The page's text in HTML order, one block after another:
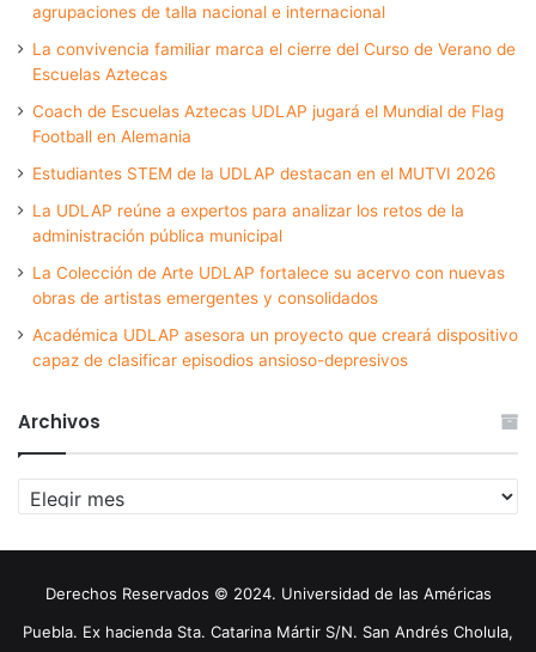
agrupaciones de talla nacional e internacional
La convivencia familiar marca el cierre del Curso de Verano de
Escuelas Aztecas
Coach de Escuelas Aztecas UDLAP jugará el Mundial de Flag
Football en Alemania
Estudiantes STEM de la UDLAP destacan en el MUTVI 2026
La UDLAP reúne a expertos para analizar los retos de la
administración pública municipal
La Colección de Arte UDLAP fortalece su acervo con nuevas
obras de artistas emergentes y consolidados
Académica UDLAP asesora un proyecto que creará dispositivo
capaz de clasificar episodios ansioso-depresivos
Archivos
Archivos
Derechos Reservados © 2024. Universidad de las Américas
Puebla. Ex hacienda Sta. Catarina Mártir S/N. San Andrés Cholula,